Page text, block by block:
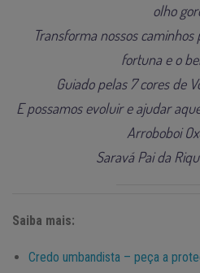
olho
Transforma nossos
fortuna e o
Guiado pelas 7 cores de
E possamos evoluir e ajudar
Arroboboi
Saravá Pai da
Saiba mais:
Credo umbandista – peça a